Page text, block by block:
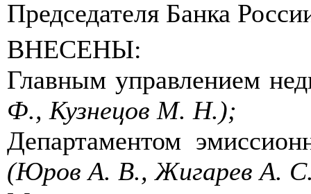
Председателя Банка
ВНЕСЕНЫ:
Главным управлением
Ф., Кузнецов М. Н.);
Департаментом
(Юров А. В., Жигарев А.